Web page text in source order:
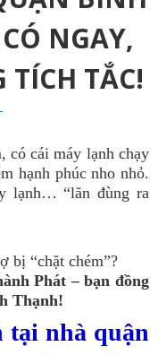
NGAY,
TÍCH TẮC!
có cái máy lạnh chạy
hạnh phúc nho nhỏ.
lạnh… “lăn đùng ra
bị “chặt chém”?
Phát – bạn đồng
Thạnh!
tại nhà quận